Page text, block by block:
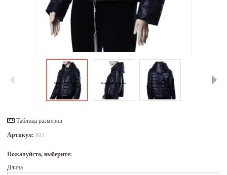
Таблица размеров
Артикул:803
Пожалуйста, выберите:
Длина